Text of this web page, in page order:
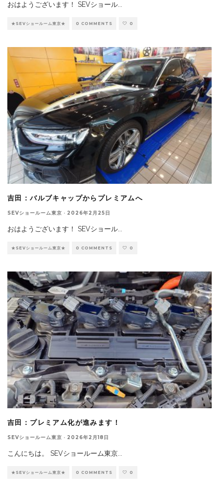
おはようございます！ SEVショール...
★SEVショールーム東京★ 0 COMMENTS 0
吉田：バルブキャップからプレミアムへ
SEVショールーム東京 · 2026年2月25日
おはようございます！ SEVショール
★SEVショールーム東京★ 0 COMMENTS 0
吉田：プレミアム化が進みます！
SEVショールーム東京 · 2026年2月18日
こんにちは。 SEVショールーム東京
★SEVショールーム東京★ 0 COMMENTS 0